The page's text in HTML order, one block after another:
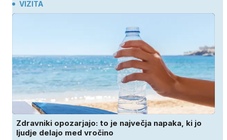
VIZITA
Zdravniki opozarjajo: to je največja napaka, ki jo
ljudje delajo med vročino